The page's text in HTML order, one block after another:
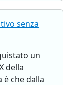
senza
un
della
che dalla